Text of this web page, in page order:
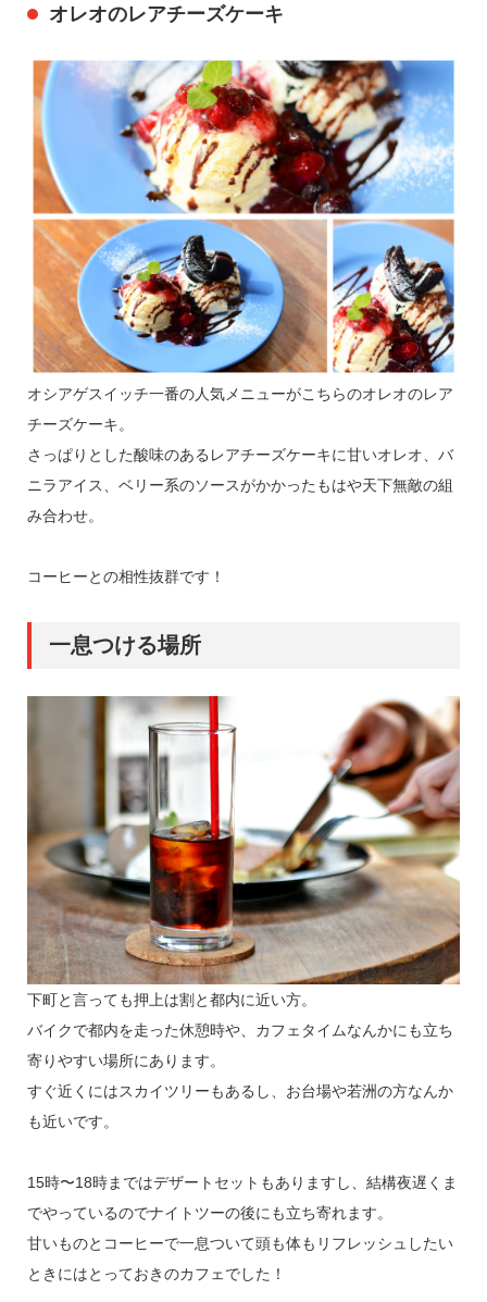
オレオのレアチーズケーキ
オシアゲスイッチ一番の人気メニューがこちらのオレオのレア
チーズケーキ。
さっぱりとした酸味のあるレアチーズケーキに甘いオレオ、バ
ニラアイス、ベリー系のソースがかかったもはや天下無敵の組
み合わせ。
コーヒーとの相性抜群です！
一息つける場所
下町と言っても押上は割と都内に近い方。
バイクで都内を走った休憩時や、カフェタイムなんかにも立ち
寄りやすい場所にあります。
すぐ近くにはスカイツリーもあるし、お台場や若洲の方なんか
も近いです。
15時〜18時まではデザートセットもありますし、結構夜遅くま
でやっているのでナイトツーの後にも立ち寄れます。
甘いものとコーヒーで一息ついて頭も体もリフレッシュしたい
ときにはとっておきのカフェでした！